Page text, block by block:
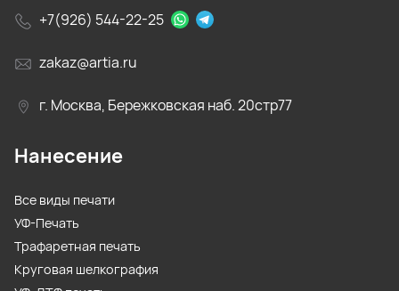
+7(926) 544-22-25
zakaz@artia.ru
г. Москва, Бережковская наб. 20стр77
Нанесение
Все виды печати
УФ-Печать
Трафаретная печать
Круговая шелкография